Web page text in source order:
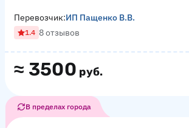
≈ 3500 руб.
Перевозчик:ИП Пащенко В.В.
1.4 8 отзывов
В пределах города